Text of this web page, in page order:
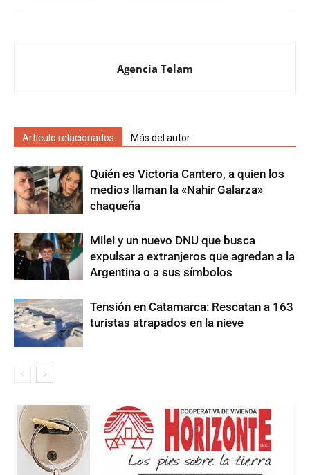
Agencia Telam
Artículo relacionados Más del autor
Quién es Victoria Cantero, a quien los
medios llaman la «Nahir Galarza»
chaqueña
Milei y un nuevo DNU que busca
expulsar a extranjeros que agredan a la
Argentina o a sus símbolos
Tensión en Catamarca: Rescatan a 163
turistas atrapados en la nieve